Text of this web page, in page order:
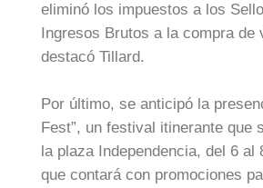
eliminó los impuestos a los
Ingresos Brutos a la compra de
destacó Tillard.
Por último, se anticipó la
Fest”, un festival itinerante que
la plaza Independencia, del 6 al
que contará con promociones